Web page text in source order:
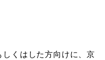
くはした方向けに、京